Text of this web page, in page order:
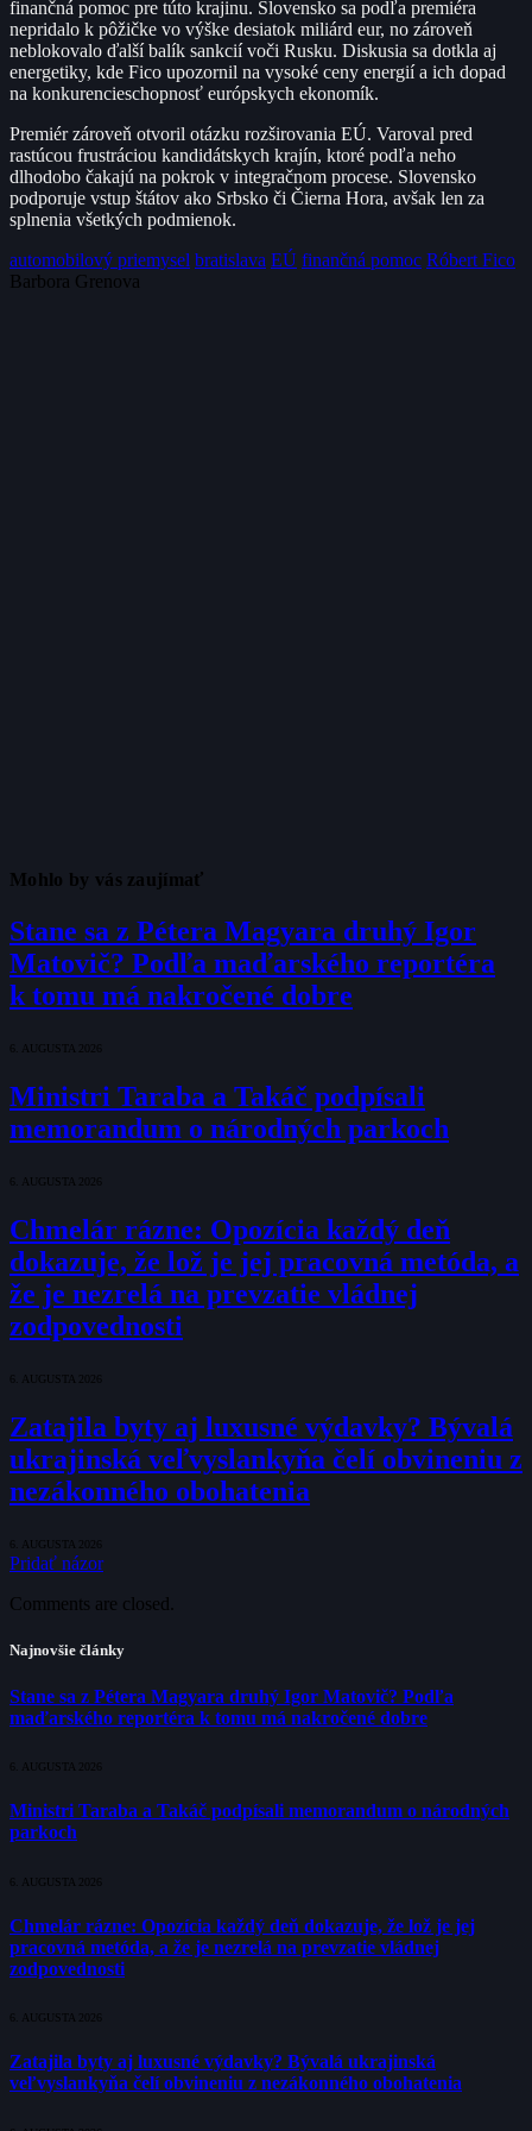
finančná pomoc pre túto krajinu. Slovensko sa podľa premiéra
nepridalo k pôžičke vo výške desiatok miliárd eur, no zároveň
neblokovalo ďalší balík sankcií voči Rusku. Diskusia sa dotkla aj
energetiky, kde Fico upozornil na vysoké ceny energií a ich dopad
na konkurencieschopnosť európskych ekonomík.
Premiér zároveň otvoril otázku rozširovania EÚ. Varoval pred
rastúcou frustráciou kandidátskych krajín, ktoré podľa neho
dlhodobo čakajú na pokrok v integračnom procese. Slovensko
podporuje vstup štátov ako Srbsko či Čierna Hora, avšak len za
splnenia všetkých podmienok.
automobilový priemysel bratislava EÚ finančná pomoc Róbert Fico
Barbora Grenova
Mohlo by vás zaujímať
Stane sa z Pétera Magyara druhý Igor
Matovič? Podľa maďarského reportéra
k tomu má nakročené dobre
6. AUGUSTA 2026
Ministri Taraba a Takáč podpísali
memorandum o národných parkoch
6. AUGUSTA 2026
Chmelár rázne: Opozícia každý deň
dokazuje, že lož je jej pracovná metóda, a
že je nezrelá na prevzatie vládnej
zodpovednosti
6. AUGUSTA 2026
Zatajila byty aj luxusné výdavky? Bývalá
ukrajinská veľvyslankyňa čelí obvineniu z
nezákonného obohatenia
6. AUGUSTA 2026
Pridať názor
Comments are closed.
Najnovšie články
Stane sa z Pétera Magyara druhý Igor Matovič? Podľa
maďarského reportéra k tomu má nakročené dobre
6. AUGUSTA 2026
Ministri Taraba a Takáč podpísali memorandum o národných
parkoch
6. AUGUSTA 2026
Chmelár rázne: Opozícia každý deň dokazuje, že lož je jej
pracovná metóda, a že je nezrelá na prevzatie vládnej
zodpovednosti
6. AUGUSTA 2026
Zatajila byty aj luxusné výdavky? Bývalá ukrajinská
veľvyslankyňa čelí obvineniu z nezákonného obohatenia